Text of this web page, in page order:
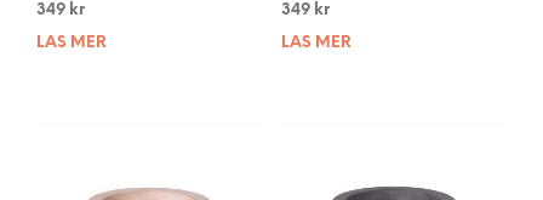
349 kr
LÄS MER
349 kr
LÄS MER